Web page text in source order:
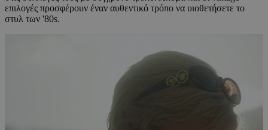
επιλογές προσφέρουν έναν αυθεντικό τρόπο να υιοθετήσετε το
στυλ των '80s.